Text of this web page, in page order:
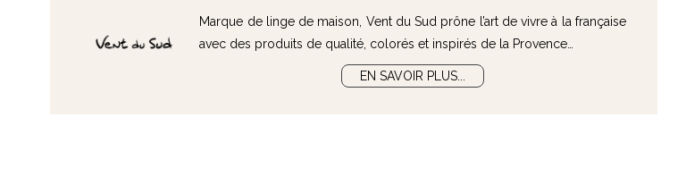
Marque de linge de maison, Vent du Sud prône l’art de vivre à la française
avec des produits de qualité, colorés et inspirés de la Provence…
EN SAVOIR PLUS...